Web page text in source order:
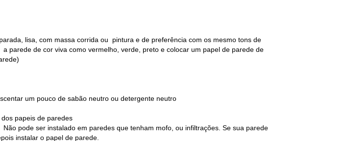
lisa, com massa corrida ou pintura e de preferência com os mesmo tons de
parede de cor viva como vermelho, verde, preto e colocar um papel de parede de
um pouco de sabão neutro ou detergente neutro
papeis de paredes
pode ser instalado em paredes que tenham mofo, ou infiltrações. Se sua parede
instalar o papel de parede.